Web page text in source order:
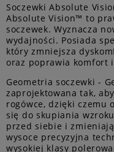
Soczewki Absolute
Absolute Vision™ to
soczewek. Wyznacza
wydajności. Posiada
który zmniejsza
oraz poprawia komfort
Geometria soczewki -
zaprojektowana tak,
rogówce, dzięki czemu
się do skupiania
przed siebie i
wysoce precyzyjna
wysokiej klasy